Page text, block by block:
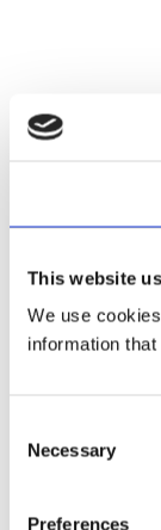
This website
We use
information
Selection
Necessary
Preferences